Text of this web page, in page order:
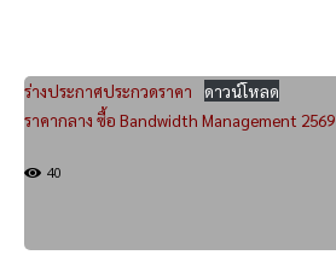
ร่างประกาศประกวดราคา
ดาวน์โหลด
ราคากลาง ซื้อ Bandwidth Management 2569
40